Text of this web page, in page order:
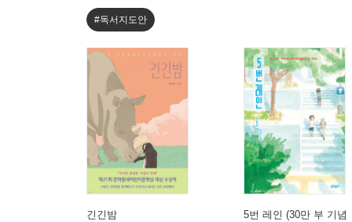
#독서지도안
긴긴밤
5번 레인 (30만 부 기념